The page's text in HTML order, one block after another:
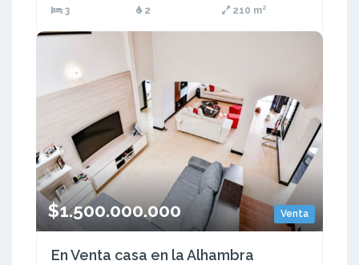
3 2 210 m²
Venta
$1.500.000.000
En Venta casa en la Alhambra